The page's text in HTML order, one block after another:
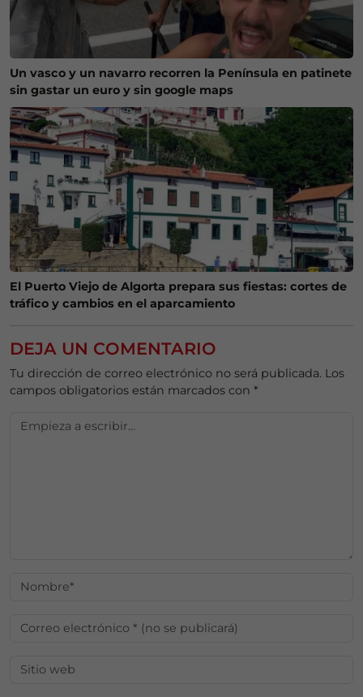
Un vasco y un navarro recorren la Península en patinete
sin gastar un euro y sin google maps
El Puerto Viejo de Algorta prepara sus fiestas: cortes de
tráfico y cambios en el aparcamiento
DEJA UN COMENTARIO
Tu dirección de correo electrónico no será publicada. Los
campos obligatorios están marcados con *